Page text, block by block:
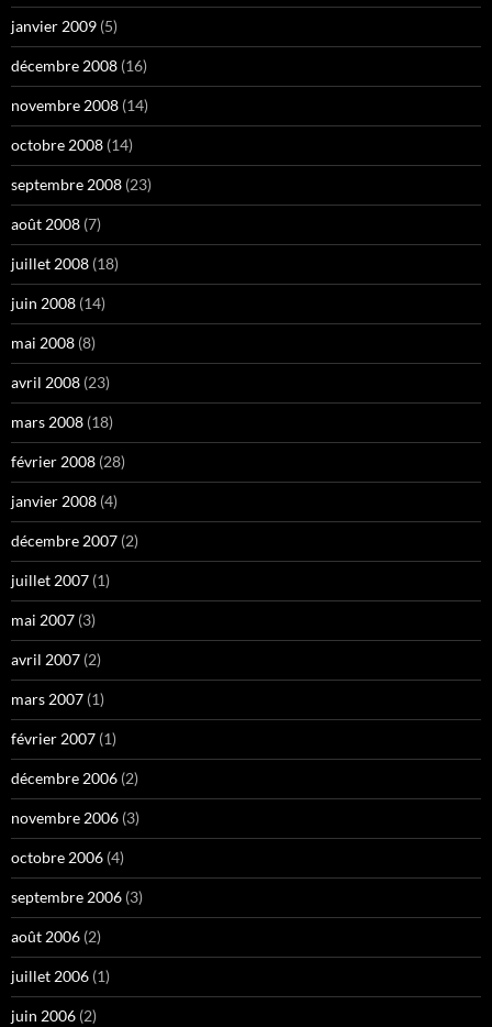
janvier 2009 (5)
décembre 2008 (16)
novembre 2008 (14)
octobre 2008 (14)
septembre 2008 (23)
août 2008 (7)
juillet 2008 (18)
juin 2008 (14)
mai 2008 (8)
avril 2008 (23)
mars 2008 (18)
février 2008 (28)
janvier 2008 (4)
décembre 2007 (2)
juillet 2007 (1)
mai 2007 (3)
avril 2007 (2)
mars 2007 (1)
février 2007 (1)
décembre 2006 (2)
novembre 2006 (3)
octobre 2006 (4)
septembre 2006 (3)
août 2006 (2)
juillet 2006 (1)
juin 2006 (2)